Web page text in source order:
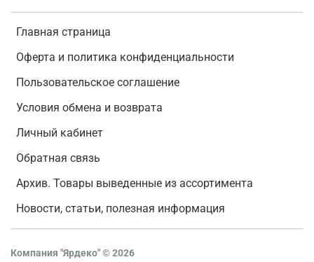
Главная страница
Оферта и политика конфиденциальности
Пользовательское соглашение
Условия обмена и возврата
Личный кабинет
Обратная связь
Архив. Товары выведенные из ассортимента
Новости, статьи, полезная информация
Компания "Ярдеко"©2026